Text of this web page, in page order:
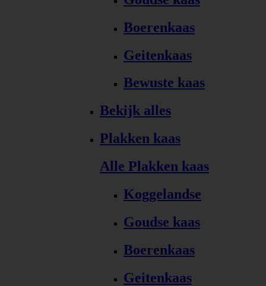
Boerenkaas
Geitenkaas
Bewuste kaas
Bekijk alles
Plakken kaas
Alle Plakken kaas
Koggelandse
Goudse kaas
Boerenkaas
Geitenkaas